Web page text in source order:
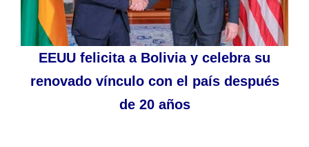
EEUU felicita a Bolivia y celebra su
renovado vínculo con el país después
de 20 años